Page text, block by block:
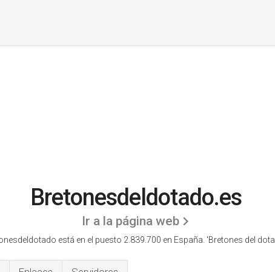
Bretonesdeldotado.es
Ir a la página web
está en el puesto 2.839.700 en España. 'Bretones del